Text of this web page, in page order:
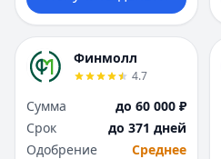
Финмолл
4.7
Сумма
до 60 000 ₽
Срок
до 371 дней
Одобрение
Среднее